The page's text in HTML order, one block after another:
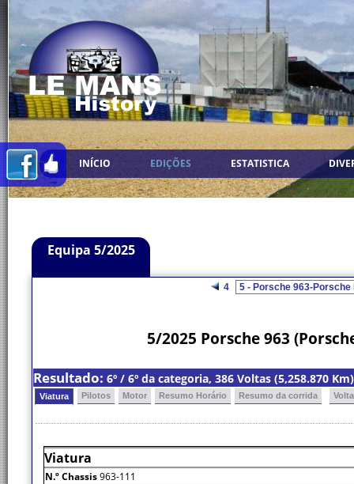
INÍCIO EDIÇÕES ESTATISTICA
Equipa 5/2025
4
5/2025 Porsche 963
Resultado: 6º / 6º da categoria, 386 Voltas (5,258.870
Viatura Pilotos Motor Resumo Horário Resumo da corrida
Viatura
N.º Chassis963-111